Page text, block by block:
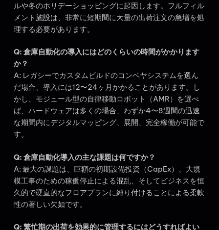
ルや冬のホリデーショッピングに起因します。フルフィル
メント施設は、非常に短期間に大量の出荷注文の急増を処
理する必要があります。
Q: 倉庫自動化の導入にはどのくらいの時間がかかります
か？
A: レガシーでカスタムビルドのコンベヤシステムを選ん
だ場合、導入には12〜24ヶ月かかることがあります。し
かし、モジュール型の自律移動ロボット（AMR）を選べ
ば、ハードウェアは多くの場合、わずか4〜8週間の迅速
な期間内にデジタルマッピング、展開、完全稼働が可能で
す。
Q: 倉庫自動化導入の主な課題は何ですか？
A: 最大の課題は、巨額の初期設備投資（CapEx）、大規
模工事のための稼働停止による混乱、そしてビジネスを恒
久的で硬直的なフロアプランに縛り付けることによる柔軟
性の著しい欠如です。
Q: 繁忙期の出荷を効果的に管理するにはどうすればよい